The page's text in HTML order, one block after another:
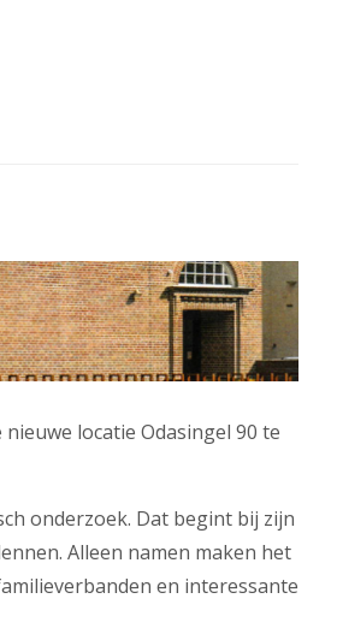
locatie Odasingel 90 te
onderzoek. Dat begint bij zijn
Alleen namen maken het
en interessante